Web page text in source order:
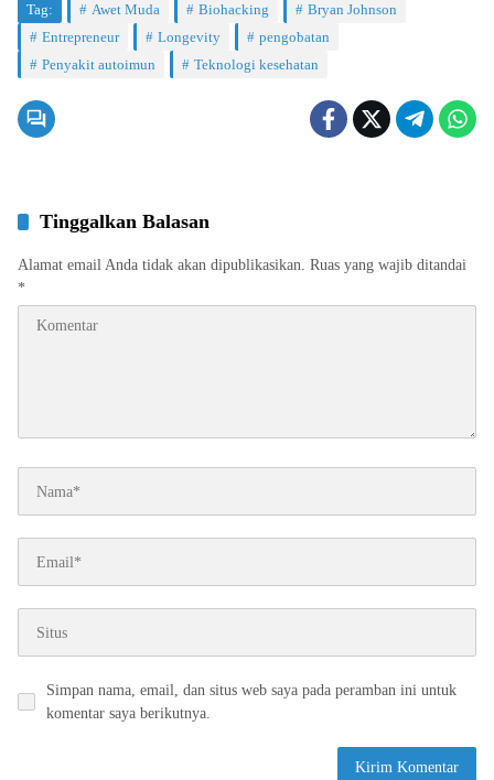
Tag: Awet Muda Biohacking
Bryan Johnson
Entrepreneur
Longevity
pengobatan
Penyakit autoimun
Teknologi kesehatan
Tinggalkan Balasan
Alamat email Anda tidak akan dipublikasikan. Ruas yang wajib ditandai
*
Simpan nama, email, dan situs web saya pada peramban ini untuk
komentar saya berikutnya.